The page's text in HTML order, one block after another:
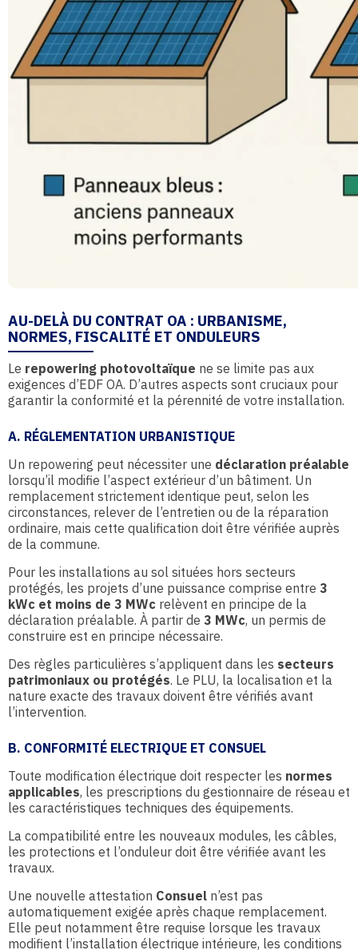
AU-DELÀ DU CONTRAT OA : URBANISME,
NORMES, FISCALITÉ ET ONDULEURS
Le repowering photovoltaïque ne se limite pas aux
exigences d’EDF OA. D’autres aspects sont cruciaux pour
garantir la conformité et la pérennité de votre installation.
A. RÉGLEMENTATION URBANISTIQUE
Un repowering peut nécessiter une déclaration préalable
lorsqu’il modifie l’aspect extérieur d’un bâtiment. Un
remplacement strictement identique peut, selon les
circonstances, relever de l’entretien ou de la réparation
ordinaire, mais cette qualification doit être vérifiée auprès
de la commune.
Pour les installations au sol situées hors secteurs
protégés, les projets d’une puissance comprise entre 3
kWc et moins de 3 MWc relèvent en principe de la
déclaration préalable. À partir de 3 MWc, un permis de
construire est en principe nécessaire.
Des règles particulières s’appliquent dans les secteurs
patrimoniaux ou protégés. Le PLU, la localisation et la
nature exacte des travaux doivent être vérifiés avant
l’intervention.
B. CONFORMITÉ ELECTRIQUE ET CONSUEL
Toute modification électrique doit respecter les normes
applicables, les prescriptions du gestionnaire de réseau et
les caractéristiques techniques des équipements.
La compatibilité entre les nouveaux modules, les câbles,
les protections et l’onduleur doit être vérifiée avant les
travaux.
Une nouvelle attestation Consuel n’est pas
automatiquement exigée après chaque remplacement.
Elle peut notamment être requise lorsque les travaux
modifient l’installation électrique intérieure, les conditions